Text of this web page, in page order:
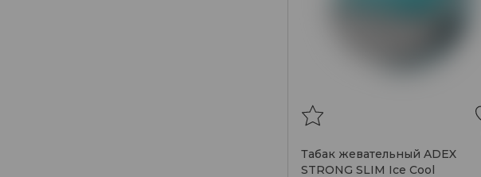
Табак жевательный ADEX
STRONG SLIM Ice Cool